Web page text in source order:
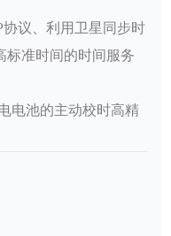
协议、利用卫星同步时
标准时间的时间服务
电池的主动校时高精